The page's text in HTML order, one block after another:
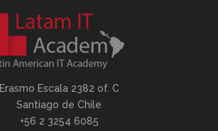
Erasmo Escala 2382 of. C
Santiago de Chile
+56 2 3254 6085